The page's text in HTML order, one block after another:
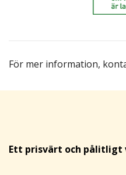
För mer information,
Ett prisvärt och